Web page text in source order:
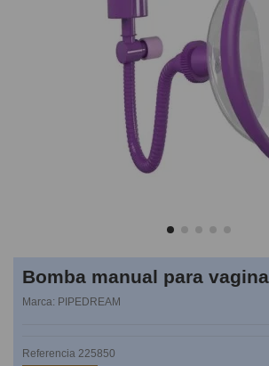
Bomba manual para vagina
Marca: PIPEDREAM
Referencia 225850